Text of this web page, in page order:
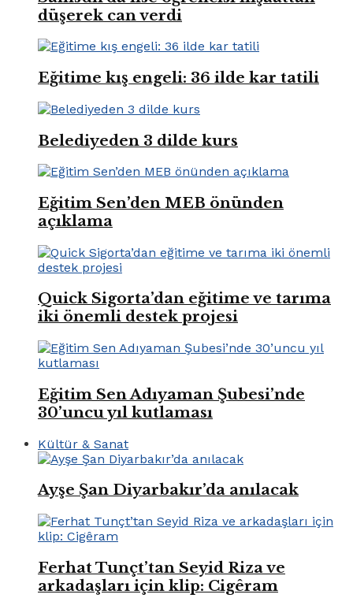
düşerek can verdi
Eğitime kış engeli: 36 ilde kar tatili
Belediyeden 3 dilde kurs
Eğitim Sen’den MEB önünden
açıklama
Quick Sigorta’dan eğitime ve tarıma
iki önemli destek projesi
Eğitim Sen Adıyaman Şubesi’nde
30’uncu yıl kutlaması
Kültür & Sanat
Ayşe Şan Diyarbakır’da anılacak
Ferhat Tunçt’tan Seyid Riza ve
arkadaşları için klip: Cigêram